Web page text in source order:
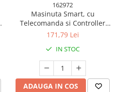
162972
Masinuta Smart, cu
Telecomanda si Controller
prin Gesturi/Wireless,
Reincarcabila, 24x12,4x7,1
cm, Statie de Incarcare EV,
Albastru/Portocaliu
171,79 Lei
IN STOC
ADAUGA IN COS